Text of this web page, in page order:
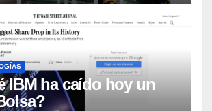
IBM ha caído hoy un